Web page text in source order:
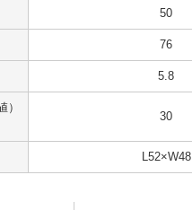
50
76
5.8
30
L52×W48